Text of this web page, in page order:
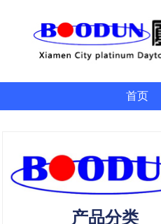
首页
产品分类